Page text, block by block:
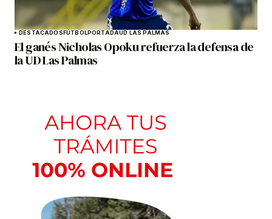
DESTACADOSFÚTBOLPORTADAUD LAS PALMAS
El ganés Nicholas Opoku refuerza la defensa de
la UD Las Palmas